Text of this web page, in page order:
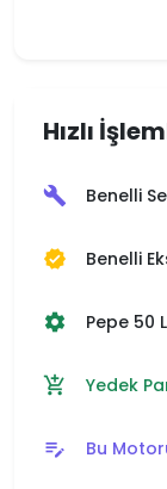
Hızlı
build Benelli
verified Benelli
settings Pepe 50
add_shopping_cart Yedek
edit_note Bu